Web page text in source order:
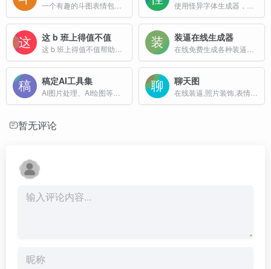
这 b 班上得值不值 装逼在线生成器
稿定AI工具集 聊天图
暂无评论